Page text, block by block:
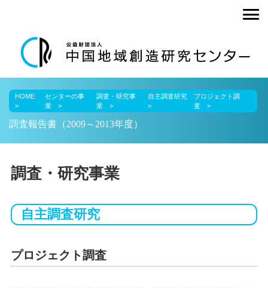
HOME
センターの事
業
調査・研究事
業
自主調査研究
プロジェクト調
査
調査報告書（2009～2013年度）
調査・研究事業
自主調査研究
プロジェクト調査